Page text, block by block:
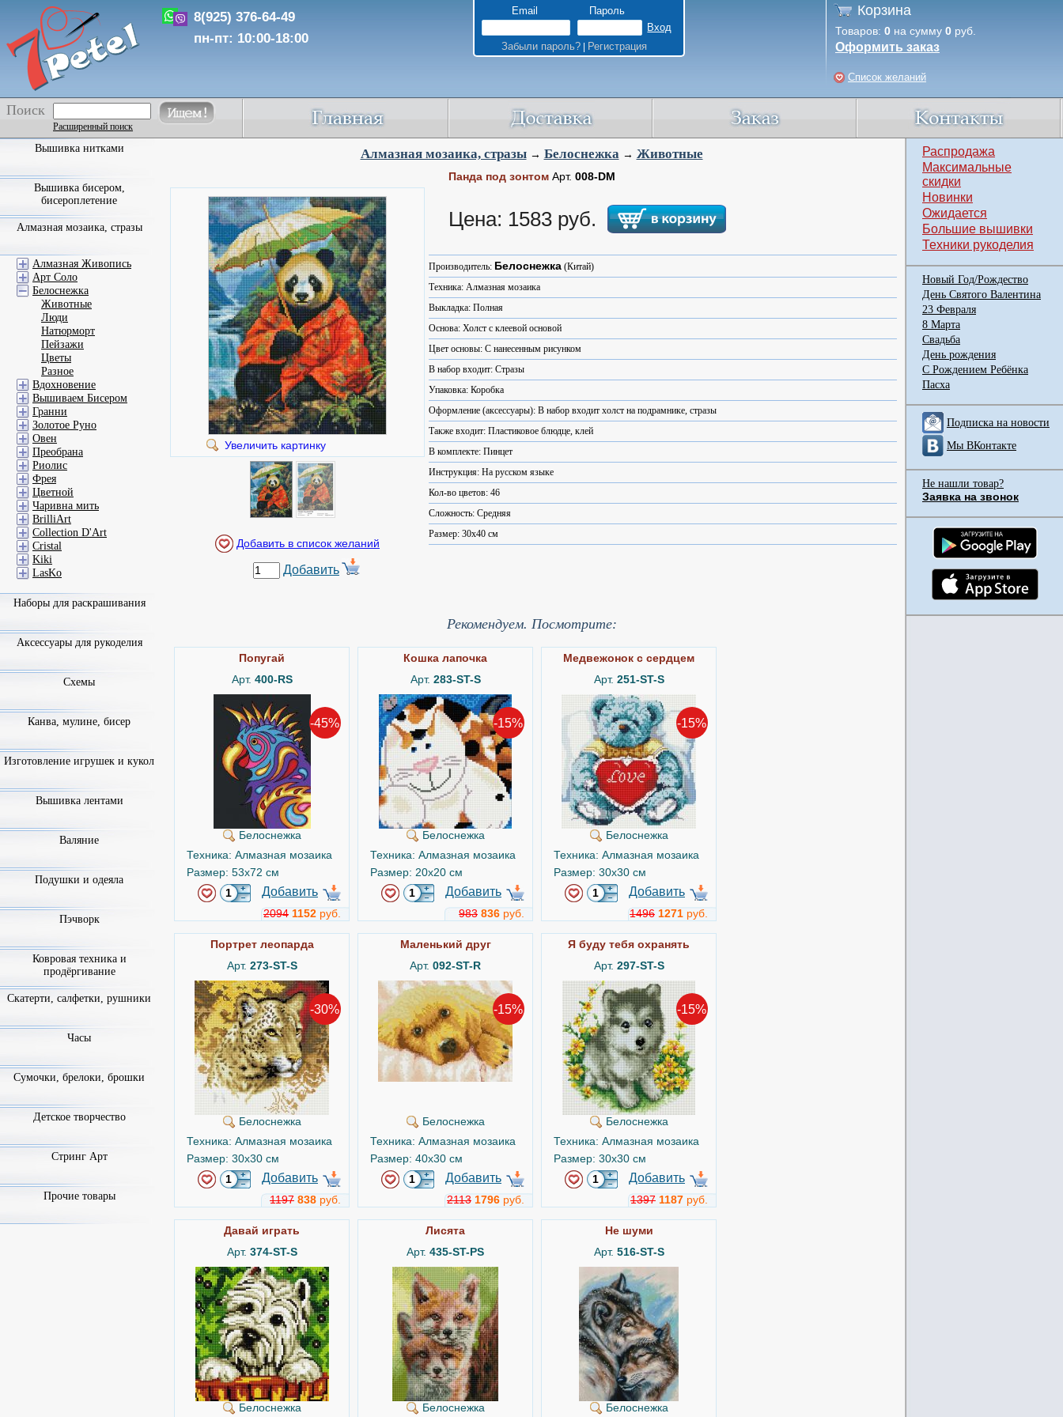
8(925) 376-64-49
пн-пт: 10:00-18:00
Email Пароль
Забыли пароль?| Регистрация
Корзина
Товаров: 0 на сумму 0 руб.
Оформить заказ
Список желаний
Поиск
Расширенный поиск
Алмазная мозаика, стразы→ Белоснежка → Животные
Панда под зонтомАрт. 008-DM
Увеличить картинку
Добавить
Цена: 1583 руб.
Производитель: Белоснежка (Китай)
Техника: Алмазная мозаика
Выкладка: Полная
Основа: Холст с клеевой основой
Цвет основы: С нанесенным рисунком
В набор входит: Стразы
Упаковка: Коробка
Оформление (аксессуары): В набор входит холст на подрамнике, стразы
Также входит: Пластиковое блюдце, клей
В комплекте: Пинцет
Инструкция: На русском языке
Кол-во цветов: 46
Сложность: Средняя
Размер: 30x40 см
Рекомендуем. Посмотрите:
Попугай
Арт. 400-RS
-45%
Белоснежка
Техника: Алмазная мозаика
Размер: 53x72 см
Добавить
2094 1152 руб.
Кошка лапочка
Арт. 283-ST-S
-15%
Белоснежка
Техника: Алмазная мозаика
Размер: 20x20 см
Добавить
983 836 руб.
Медвежонок с сердцем
Арт. 251-ST-S
-15%
Белоснежка
Техника: Алмазная мозаика
Размер: 30x30 см
Добавить
1496 1271 руб.
Портрет леопарда
Арт. 273-ST-S
-30%
Белоснежка
Техника: Алмазная мозаика
Размер: 30x30 см
Добавить
1197 838 руб.
Маленький друг
Арт. 092-ST-R
-15%
Белоснежка
Техника: Алмазная мозаика
Размер: 40x30 см
Добавить
2113 1796 руб.
Я буду тебя охранять
Арт. 297-ST-S
-15%
Белоснежка
Техника: Алмазная мозаика
Размер: 30x30 см
Добавить
1397 1187 руб.
Давай играть
Арт. 374-ST-S
Белоснежка
Лисята
Арт. 435-ST-PS
Белоснежка
Не шуми
Арт. 516-ST-S
Белоснежка
Вышивка нитками
Вышивка бисером,
бисероплетение
Алмазная мозаика, стразы
Алмазная Живопись
Арт Соло
Белоснежка
Животные
Люди
Натюрморт
Пейзажи
Цветы
Разное
Вдохновение
Вышиваем Бисером
Гранни
Золотое Руно
Овен
Преобрана
Риолис
Фрея
Цветной
Чаривна мить
BrilliArt
Collection D'Art
Cristal
Kiki
LasKo
Наборы для раскрашивания
Аксессуары для рукоделия
Схемы
Канва, мулине, бисер
Изготовление игрушек и кукол
Вышивка лентами
Валяние
Подушки и одеяла
Пэчворк
Ковровая техника и
продёргивание
Скатерти, салфетки, рушники
Часы
Сумочки, брелоки, брошки
Детское творчество
Стринг Арт
Прочие товары
Распродажа
Максимальные
скидки
Новинки
Ожидается
Большие вышивки
Техники рукоделия
Новый Год/Рождество
День Святого Валентина
23 Февраля
8 Марта
Свадьба
День рождения
С Рождением Ребёнка
Пасха
Подписка на новости
Мы ВКонтакте
Не нашли товар?
Заявка на звонок